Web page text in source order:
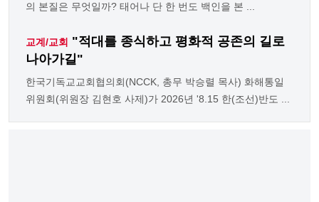
의 본질은 무엇일까? 태어나 단 한 번도 백인을 본 ...
교계/교회 "적대를 종식하고 평화적 공존의 길로
나아가길"
한국기독교교회협의회(NCCK, 총무 박승렬 목사) 화해통일
위원회(위원장 김현호 사제)가 2026년 '8.15 한(조선)반도 ...